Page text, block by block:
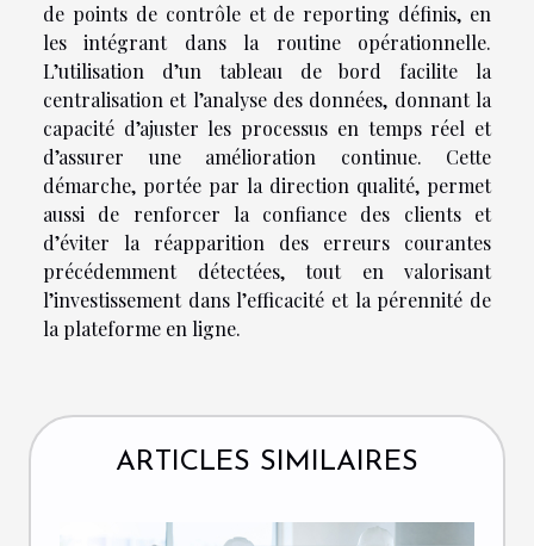
de points de contrôle et de reporting définis, en
les intégrant dans la routine opérationnelle.
L’utilisation d’un tableau de bord facilite la
centralisation et l’analyse des données, donnant la
capacité d’ajuster les processus en temps réel et
d’assurer une amélioration continue. Cette
démarche, portée par la direction qualité, permet
aussi de renforcer la confiance des clients et
d’éviter la réapparition des erreurs courantes
précédemment détectées, tout en valorisant
l’investissement dans l’efficacité et la pérennité de
la plateforme en ligne.
ARTICLES SIMILAIRES